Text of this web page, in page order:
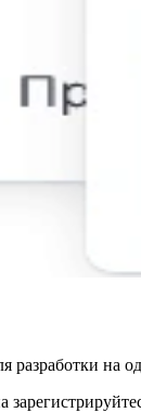
разработки на